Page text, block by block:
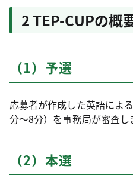
2 TEP-CUPの概
（1）予選
応募者が作成した英語によ
分～8分）を事務局が審査し
（2）本選